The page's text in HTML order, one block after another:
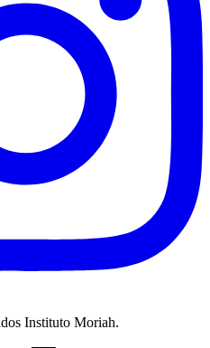
Instituto Moriah.